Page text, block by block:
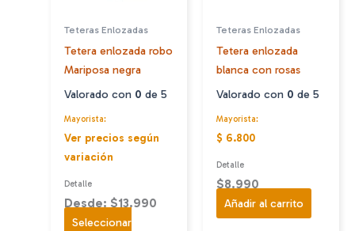
Teteras Enlozadas
Tetera enlozada robo
Mariposa negra
Valorado con 0 de 5
Mayorista:
Ver precios según
variación
Detalle
Desde: $13.990
Seleccionar
Teteras Enlozadas
Tetera enlozada
blanca con rosas
Valorado con 0 de 5
Mayorista:
$ 6.800
Detalle
$8.990
Añadir al carrito